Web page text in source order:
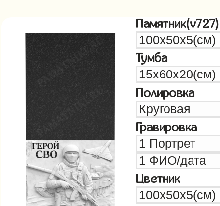
Памятник(v727)
Тумба
Полировка
Гравировка
Цветник